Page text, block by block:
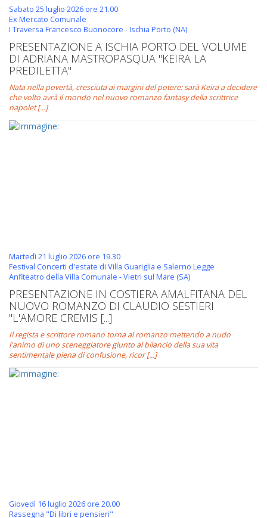
Sabato 25 luglio 2026 ore 21.00
Ex Mercato Comunale
I Traversa Francesco Buonocore - Ischia Porto (NA)
PRESENTAZIONE A ISCHIA PORTO DEL VOLUME
DI ADRIANA MASTROPASQUA "KEIRA LA
PREDILETTA"
Nata nella povertà, cresciuta ai margini del potere: sarà Keira a decidere
che volto avrà il mondo nel nuovo romanzo fantasy della scrittrice
napolet [...]
Martedì 21 luglio 2026 ore 19.30
Festival Concerti d'estate di Villa Guariglia e Salerno Legge
Anfiteatro della Villa Comunale - Vietri sul Mare (SA)
PRESENTAZIONE IN COSTIERA AMALFITANA DEL
NUOVO ROMANZO DI CLAUDIO SESTIERI
"L'AMORE CREMIS [...]
Il regista e scrittore romano torna al romanzo mettendo a nudo
l'animo di uno sceneggiatore giunto al bilancio della sua vita
sentimentale piena di confusione, ricor [...]
Giovedì 16 luglio 2026 ore 20.00
Rassegna "Di libri e pensieri"